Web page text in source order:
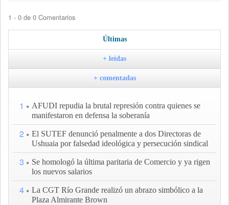
1 - 0 de 0 Comentarios
Últimas
+ leídas
+ comentadas
1
AFUDI repudia la brutal represión contra quienes se
manifestaron en defensa la soberanía
2
El SUTEF denunció penalmente a dos Directoras de
Ushuaia por falsedad ideológica y persecución sindical
3
Se homologó la última paritaria de Comercio y ya rigen
los nuevos salarios
4
La CGT Río Grande realizó un abrazo simbólico a la
Plaza Almirante Brown